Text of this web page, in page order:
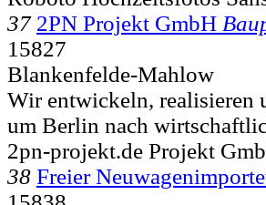
37 2PN Projekt GmbH
15827
Blankenfelde-Mahlow
Wir entwickeln, realisieren
um Berlin nach
2pn-projekt.de Projekt
38 Freier